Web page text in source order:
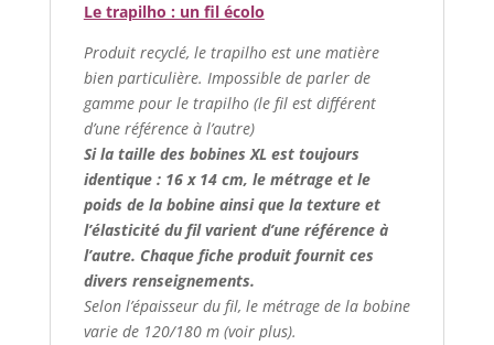
Le trapilho : un fil écolo
Produit recyclé, le trapilho est une matière
bien particulière. Impossible de parler de
gamme pour le trapilho (le fil est différent
d’une référence à l’autre)
Si la taille des bobines XL est toujours
identique : 16 x 14 cm, le métrage et le
poids de la bobine ainsi que la texture et
l’élasticité du fil varient d’une référence à
l’autre. Chaque fiche produit fournit ces
divers renseignements.
Selon l’épaisseur du fil, le métrage de la bobine
varie de 120/180 m (voir plus).